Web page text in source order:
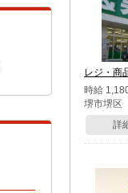
レジ・商
時給
堺市堺区
詳